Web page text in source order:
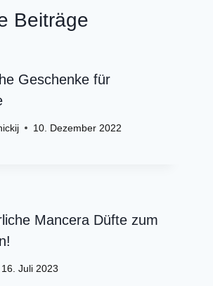
Beiträge
Geschenke für
10. Dezember 2022
Mancera Düfte zum
16. Juli 2023